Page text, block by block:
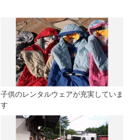
子供のレンタルウェアが充実していま
す